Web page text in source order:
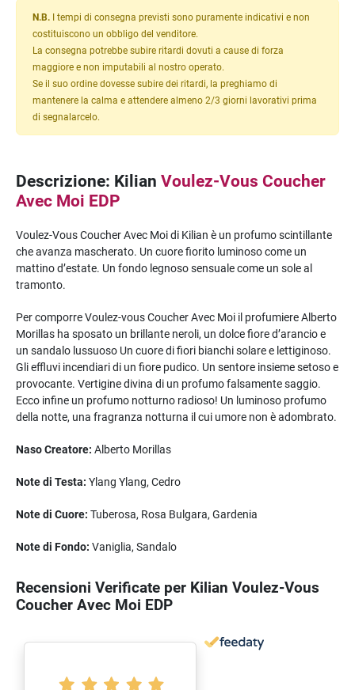
N.B. I tempi di consegna previsti sono puramente indicativi e non
costituiscono un obbligo del venditore.
La consegna potrebbe subire ritardi dovuti a cause di forza
maggiore e non imputabili al nostro operato.
Se il suo ordine dovesse subire dei ritardi, la preghiamo di
mantenere la calma e attendere almeno 2/3 giorni lavorativi prima
di segnalarcelo.
Descrizione: Kilian Voulez-Vous Coucher
Avec Moi EDP
Voulez-Vous Coucher Avec Moi di Kilian è un profumo scintillante
che avanza mascherato. Un cuore fiorito luminoso come un
mattino d’estate. Un fondo legnoso sensuale come un sole al
tramonto.
Per comporre Voulez-vous Coucher Avec Moi il profumiere Alberto
Morillas ha sposato un brillante neroli, un dolce fiore d’arancio e
un sandalo lussuoso Un cuore di fiori bianchi solare e lettiginoso.
Gli effluvi incendiari di un fiore pudico. Un sentore insieme setoso e
provocante. Vertigine divina di un profumo falsamente saggio.
Ecco infine un profumo notturno radioso! Un luminoso profumo
della notte, una fragranza notturna il cui umore non è adombrato.
Naso Creatore: Alberto Morillas
Note di Testa: Ylang Ylang, Cedro
Note di Cuore: Tuberosa, Rosa Bulgara, Gardenia
Note di Fondo: Vaniglia, Sandalo
Recensioni Verificate per Kilian Voulez-Vous
Coucher Avec Moi EDP